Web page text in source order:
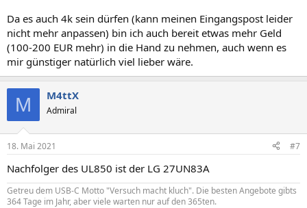
Da es auch 4k sein dürfen (kann meinen Eingangspost leider
nicht mehr anpassen) bin ich auch bereit etwas mehr Geld
(100-200 EUR mehr) in die Hand zu nehmen, auch wenn es
mir günstiger natürlich viel lieber wäre.
M M4ttX
Admiral
18. Mai 2021 #7
Nachfolger des UL850 ist der LG 27UN83A
Getreu dem USB-C Motto "Versuch macht kluch". Die besten Angebote gibts
364 Tage im Jahr, aber viele warten nur auf den 365ten.